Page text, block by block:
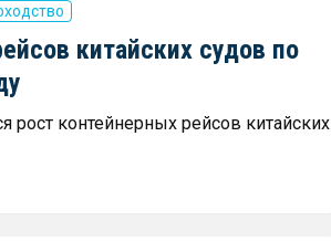
китайских судов по
рост контейнерных рейсов китайских